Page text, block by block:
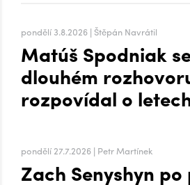
pondělí 3.8.2026 | Štěpán Navrátil
Matúš Spodniak
dlouhém
rozpovídal o
pondělí 27.7.2026 | Petr Martínek
Zach Senyshyn